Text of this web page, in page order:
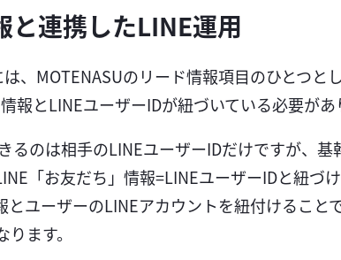
と連携したLINE運用
、MOTENASUのリード情報項目のひとつと
報とLINEユーザーIDが紐づいている必要があ
るのは相手のLINEユーザーIDだけですが、基
「お友だち」情報=LINEユーザーIDと紐づ
ユーザーのLINEアカウントを紐付けること
ます。